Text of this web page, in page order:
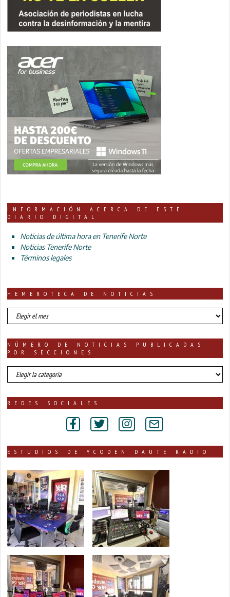
INFORMACIÓN ACERCA DE ESTE
DIARIO DIGITAL
Noticias de última hora en Tenerife Norte
Noticias Tenerife Norte
Términos legales
HEMEROTECA DE NOTICIAS
HEMEROTECA
DE
NÚMERO DE NOTICIAS PUBLICADAS
POR SECCIONES
número
de
publicadas
REDES SOCIALES
ESTUDIOS DE YCODEN DAUTE RADIO